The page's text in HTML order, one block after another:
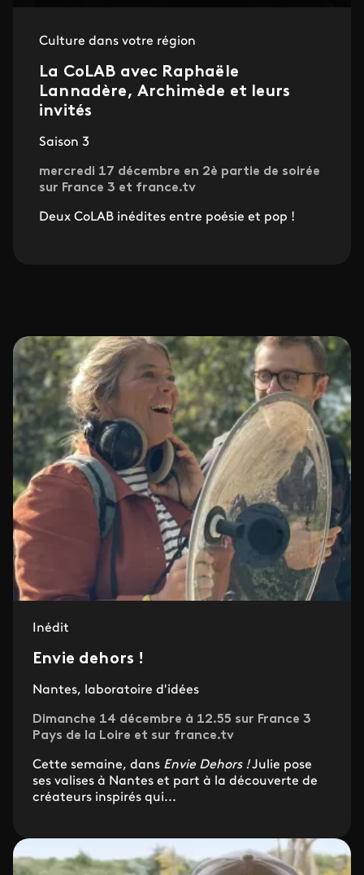
Culture dans votre région
La CoLAB avec Raphaële
Lannadère, Archimède et leurs
invités
Saison 3
mercredi 17 décembre en 2è partie de soirée
sur France 3 et france.tv
Deux CoLAB inédites entre poésie et pop !
Inédit
Envie dehors !
Nantes, laboratoire d'idées
Dimanche 14 décembre à 12.55 sur France 3
Pays de la Loire et sur france.tv
Cette semaine, dans Envie Dehors !Julie pose
ses valises à Nantes et part à la découverte de
créateurs inspirés qui...